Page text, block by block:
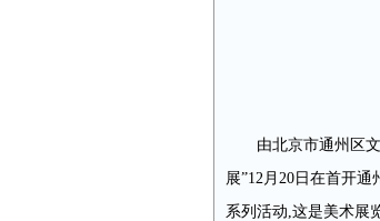
由北京市通州区
展”12月20日在首开
系列活动,这是美术展